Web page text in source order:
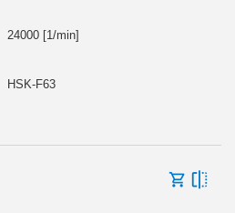
24000 [1/min]
HSK-F63